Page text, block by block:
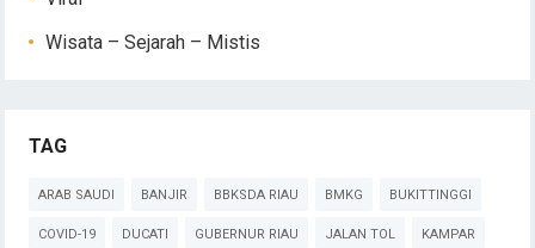
Wisata – Sejarah – Mistis
TAG
ARAB SAUDI BANJIR BBKSDA RIAU BMKG BUKITTINGGI
COVID-19 DUCATI GUBERNUR RIAU JALAN TOL KAMPAR